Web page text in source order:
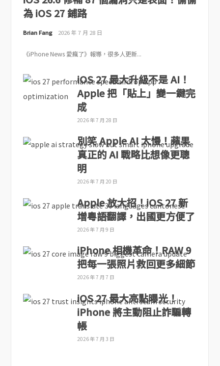
為 iOS 27 鋪路
Brian Fang 2026 年 7 月 28 日
《iPhone News 愛瘋了》報導，很多人更新...
iOS 27 最大升級不是 AI！
Apple 把「貼上」變一鍵完
成
2026 年 7 月 28 日
別笑 Apple AI 太慢！蘋果
真正的 AI 戰略比想像更聰
明
2026 年 7 月 20 日
Apple 放大招！iOS 27 新
增粵語翻譯，出國更方便了
2026 年 7 月 9 日
iPhone 相機革命！RAW 9
把每一張照片救回更多細節
2026 年 7 月 7 日
iOS 27 最大亮點曝光！
iPhone 將主動阻止詐騙轉
帳
2026 年 7 月 3 日